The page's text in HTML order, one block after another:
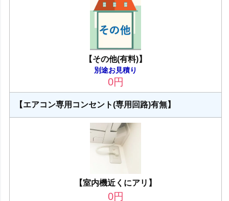
【その他(有料)】
別途お見積り
0円
【エアコン専用コンセント(専用回路)有無】
【室内機近くにアリ】
0円